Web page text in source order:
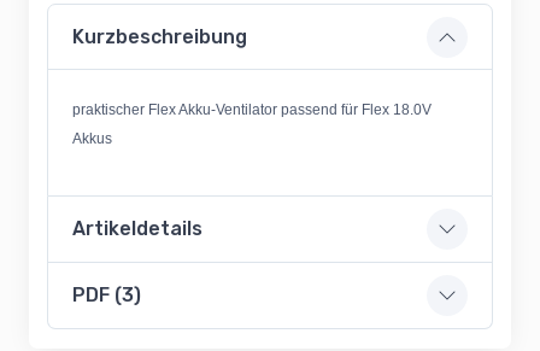
Kurzbeschreibung
praktischer Flex Akku-Ventilator passend für Flex 18.0V
Akkus
Artikeldetails
PDF (3)